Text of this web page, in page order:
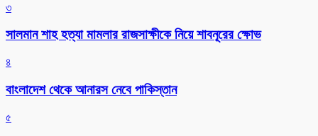
৩
সালমান শাহ হত্যা মামলার রাজসাক্ষীকে নিয়ে শাবনূরের ক্ষোভ
৪
বাংলাদেশ থেকে আনারস নেবে পাকিস্তান
৫